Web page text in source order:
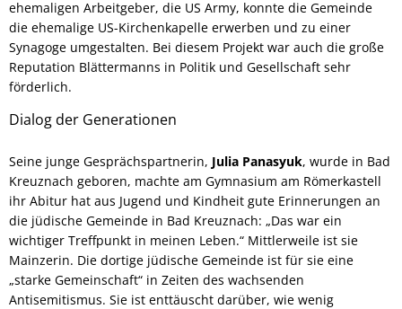
ehemaligen Arbeitgeber, die US Army, konnte die Gemeinde
die ehemalige US-Kirchenkapelle erwerben und zu einer
Synagoge umgestalten. Bei diesem Projekt war auch die große
Reputation Blättermanns in Politik und Gesellschaft sehr
förderlich.
Dialog der Generationen
Seine junge Gesprächspartnerin, Julia Panasyuk, wurde in Bad
Kreuznach geboren, machte am Gymnasium am Römerkastell
ihr Abitur hat aus Jugend und Kindheit gute Erinnerungen an
die jüdische Gemeinde in Bad Kreuznach: „Das war ein
wichtiger Treffpunkt in meinen Leben.“ Mittlerweile ist sie
Mainzerin. Die dortige jüdische Gemeinde ist für sie eine
„starke Gemeinschaft“ in Zeiten des wachsenden
Antisemitismus. Sie ist enttäuscht darüber, wie wenig